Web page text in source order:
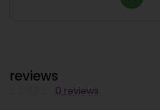
reviews
0 reviews